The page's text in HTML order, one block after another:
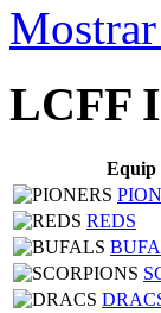
LCFF
Equip
REDS